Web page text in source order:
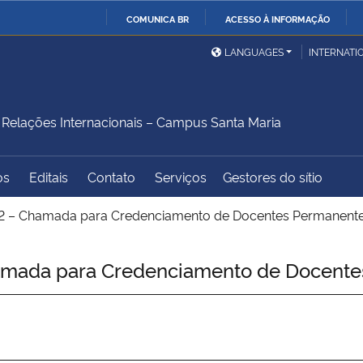
COMUNICA BR ACESSO À INFORMAÇÃO
Ministério da Defesa
Ministério das Relações
Exteriores
Ministério do
Desenvolvimento Regional
Controladoria-Geral da
União
Advocacia-Geral da União Banco Central do Brasil
LANGUAGES
Internacionais – Campus Santa Maria
Editais Contato Serviços Gestores do sítio
Chamada para Credenciamento de Docentes
para Credenciamento de